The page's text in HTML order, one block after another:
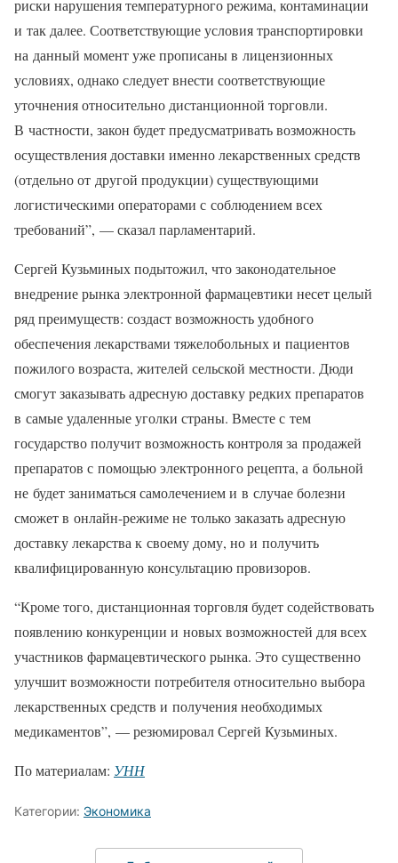
риски нарушения температурного режима, контаминации
и так далее. Соответствующие условия транспортировки
на данный момент уже прописаны в лицензионных
условиях, однако следует внести соответствующие
уточнения относительно дистанционной торговли.
В частности, закон будет предусматривать возможность
осуществления доставки именно лекарственных средств
(отдельно от другой продукции) существующими
логистическими операторами с соблюдением всех
требований”, — сказал парламентарий.
Сергей Кузьминых подытожил, что законодательное
внедрение рынка электронной фармацевтики несет целый
ряд преимуществ: создаст возможность удобного
обеспечения лекарствами тяжелобольных и пациентов
пожилого возраста, жителей сельской местности. Дюди
смогут заказывать адресную доставку редких препаратов
в самые удаленные уголки страны. Вместе с тем
государство получит возможность контроля за продажей
препаратов с помощью электронного рецепта, а больной
не будет заниматься самолечением и в случае болезни
сможет в онлайн-режиме не только заказать адресную
доставку лекарства к своему дому, но и получить
квалифицированную консультацию провизоров.
“Кроме того, дистанционная торговля будет содействовать
появлению конкуренции и новых возможностей для всех
участников фармацевтического рынка. Это существенно
улучшит возможности потребителя относительно выбора
лекарственных средств и получения необходимых
медикаментов”, — резюмировал Сергей Кузьминых.
По материалам: УНН
Категории: Экономика